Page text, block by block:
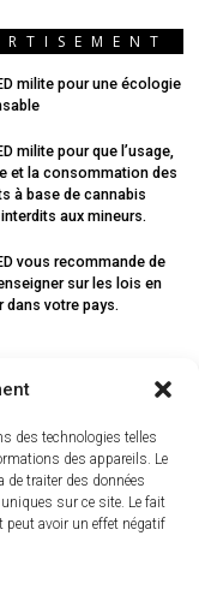
des technologies telles
des appareils. Le
traiter des données
sur ce site. Le fait
peut avoir un effet négatif
milite pour une écologie
milite pour que l’usage,
et la consommation des
à base de cannabis
aux mineurs.
vous recommandede
sur les lois en
dans votre pays.